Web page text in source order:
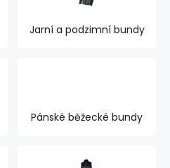
Jarní a podzimní bundy
Pánské běžecké bundy